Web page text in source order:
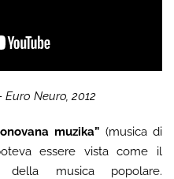
Neuro, 2012
muzika” (musica di
essere vista come il
della musica popolare.